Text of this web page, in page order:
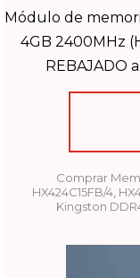
Módulo de
4GB 2400MHz
REBAJADO
Comprar
HX424C15FB/4,
Kingston